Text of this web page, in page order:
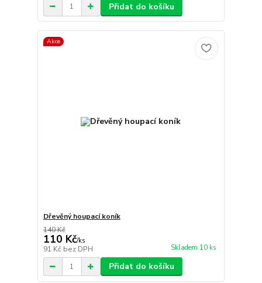
Přidat do košíku
Akce
Dřevěný houpací koník
140 Kč
110 Kč/ks
91 Kč bez DPH Skladem 10 ks
Přidat do košíku